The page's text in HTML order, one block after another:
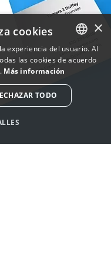
ENGLISH
FRENCH
DUTCH
×
cookies
experiencia del usuario. Al
las cookies de acuerdo
Más información
TODO